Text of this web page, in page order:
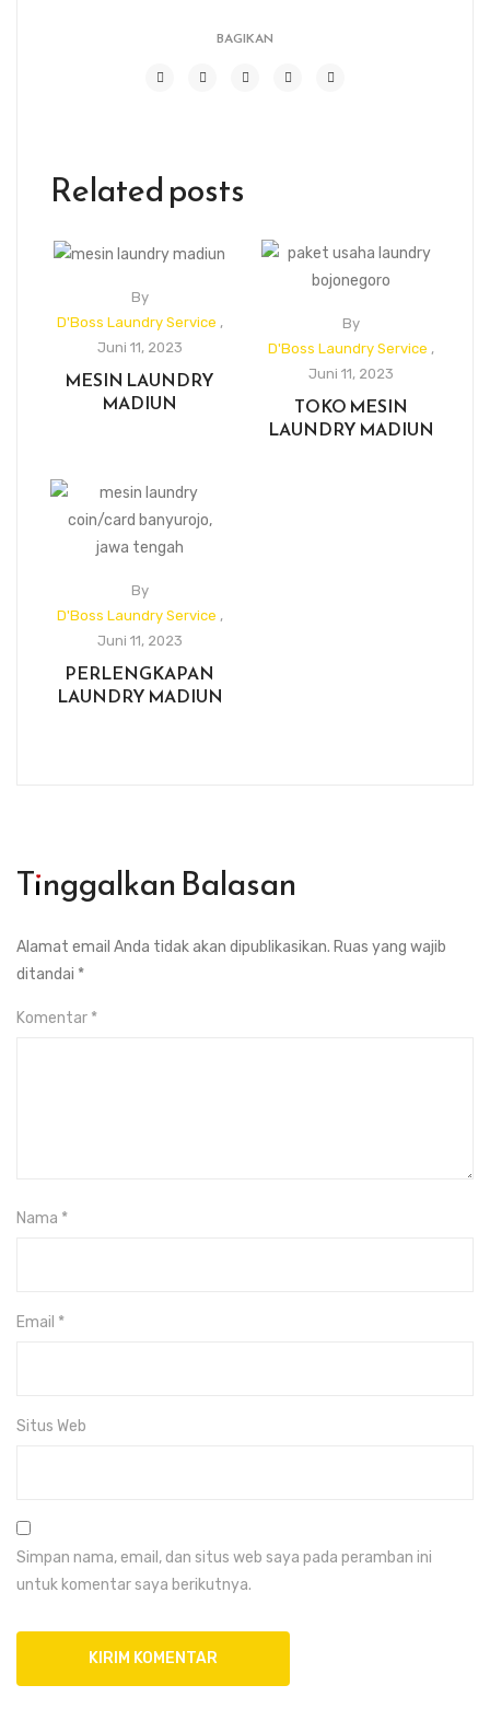
BAGIKAN
Related posts
By
D'Boss Laundry Service ,
Juni 11, 2023
MESIN LAUNDRY
MADIUN
By
D'Boss Laundry Service ,
Juni 11, 2023
TOKO MESIN
LAUNDRY MADIUN
By
D'Boss Laundry Service ,
Juni 11, 2023
PERLENGKAPAN
LAUNDRY MADIUN
Tinggalkan Balasan
Alamat email Anda tidak akan dipublikasikan. Ruas yang wajib
ditandai *
Komentar *
Nama *
Email *
Situs Web
Simpan nama, email, dan situs web saya pada peramban ini
untuk komentar saya berikutnya.